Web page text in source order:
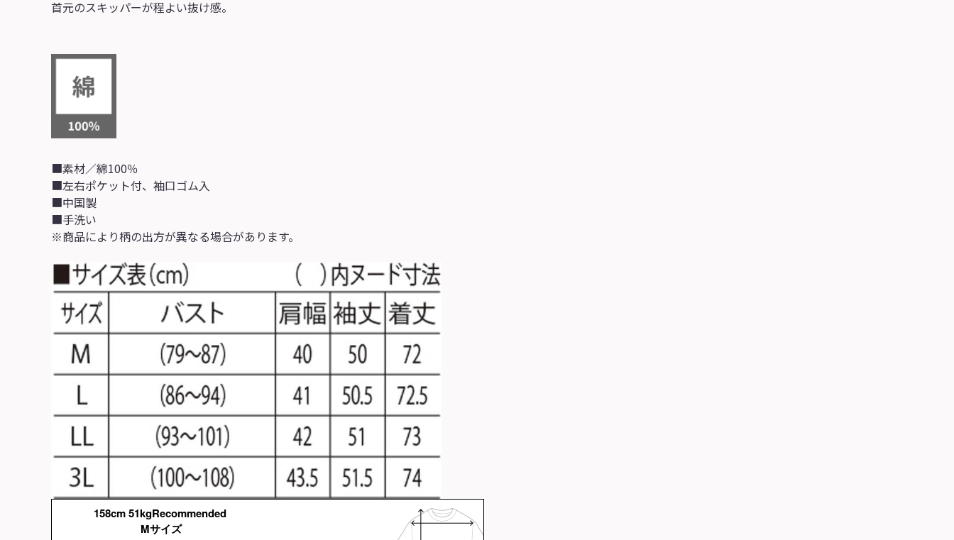
首元のスキッパーが程よい抜け感。
■素材／綿100％
■左右ポケット付、袖口ゴム入
■中国製
■手洗い
※商品により柄の出方が異なる場合があります。
158cm 51kgRecommended
Mサイズ